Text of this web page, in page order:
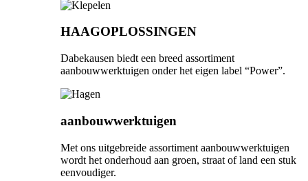
HAAGOPLOSSINGEN
Dabekausen biedt een breed assortiment
aanbouwwerktuigen onder het eigen label “Power”.
aanbouwwerktuigen
Met ons uitgebreide assortiment aanbouwwerktuigen
wordt het onderhoud aan groen, straat of land een stuk
eenvoudiger.